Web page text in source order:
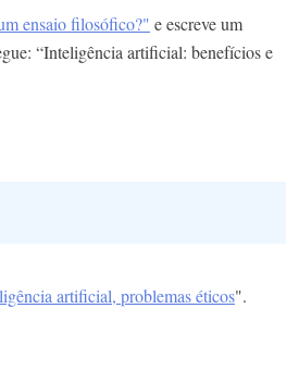
ensaio filosófico?" e escreve um
“Inteligência artificial: benefícios e
artificial, problemas éticos".